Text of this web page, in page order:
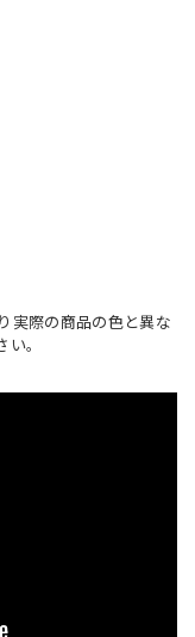
実際の商品の色と異な
。